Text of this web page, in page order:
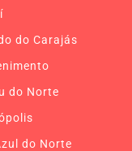
do Carajás
do Norte
do Norte